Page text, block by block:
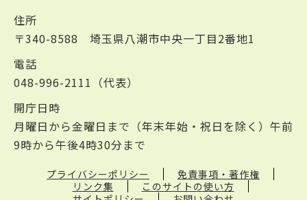
住所
〒340-8588 埼玉県八潮市中央一丁目2番地1
電話
048-996-2111（代表）
開庁日時
月曜日から金曜日まで（年末年始・祝日を除く）午前
9時から午後4時30分まで
プライバシーポリシー
免責事項・著作権
リンク集
このサイトの使い方